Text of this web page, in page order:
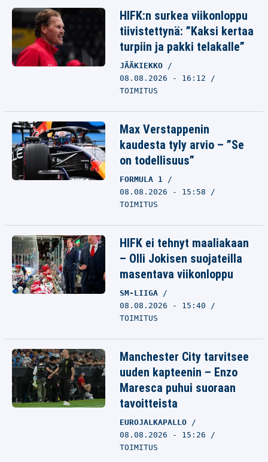
HIFK:n surkea viikonloppu
tiivistettynä: ”Kaksi kertaa
turpiin ja pakki telakalle”
JÄÄKIEKKO
08.08.2026 - 16:12
TOIMITUS
Max Verstappenin
kaudesta tyly arvio – ”Se
on todellisuus”
FORMULA 1
08.08.2026 - 15:58
TOIMITUS
HIFK ei tehnyt maaliakaan
– Olli Jokisen suojateilla
masentava viikonloppu
SM-LIIGA
08.08.2026 - 15:40
TOIMITUS
Manchester City tarvitsee
uuden kapteenin – Enzo
Maresca puhui suoraan
tavoitteista
EUROJALKAPALLO
08.08.2026 - 15:26
TOIMITUS